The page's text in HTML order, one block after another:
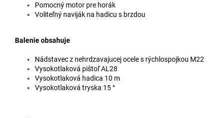
Pomocný motor pre horák
Voliteľný naviják na hadicu s brzdou
Balenie obsahuje
Nádstavec z nehrdzavajucej ocele s rýchlospojkou M22
Vysokotlaková pištoľ AL28
Vysokotlaková hadica 10 m
Vysokotlaková tryska 15 °